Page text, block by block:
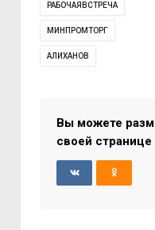
РАБОЧАЯВСТРЕЧА
МИНПРОМТОРГ
АЛИХАНОВ
Вы можете
своей странице